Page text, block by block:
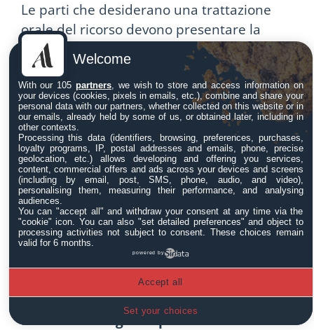
Le parti che desiderano una trattazione
orale del ricorso devono presentare la
relativa richiesta
almeno 25 giorni prima
della data fissata per l’udienza. Questo
termine è pensato per consentire alla
Corte di organizzare l’udienza con la
partecipazione delle parti, qualora la
richiesta venga accolta.
Procedimenti con Partecipazione
delle Parti: Termini Ridotti
Nei procedimenti che devono essere
trattati con le forme previste dall’articolo
127 c.p.p. (ossia in camera di consiglio con
la partecipazione delle parti), il termine
per l’avviso di fissazione dell’udienza è
ridotto a
venti giorni prima
Welcome
With our 105 partners, we wish to store and access information on
your devices (cookies, pixels in emails, etc.), combine and share your
personal data with our partners, whether collected on this website or in
our emails, already held by some of us, or obtained later, including in
other contexts.
Processing this data (identifiers, browsing, preferences, purchases,
loyalty programs, IP, postal addresses and emails, phone, precise
geolocation, etc.) allows developing and offering you services,
content, commercial offers and ads across your devices and screens
(including by email, post, SMS, phone, audio, and video),
personalising them, measuring their performance, and analysing
audiences.
You can "accept all" and withdraw your consent at any time via the
"cookie" icon . You can also "set detailed preferences" and object to
processing activities not subject to consent. These choices remain
valid for 6 months.
powered by
Set your choices
Accept all